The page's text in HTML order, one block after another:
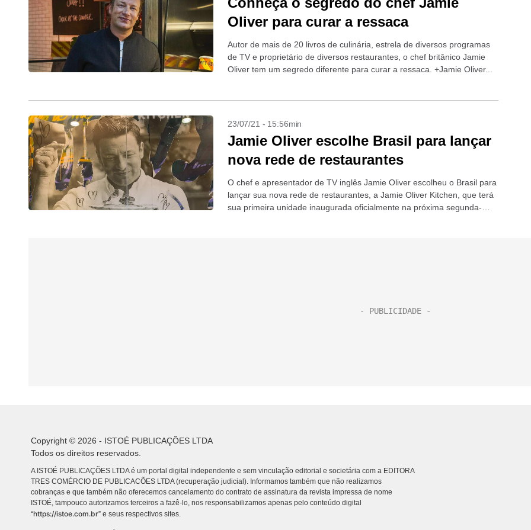
Oliver para curar a ressaca
Autor de mais de 20 livros de culinária, estrela de diversos programas
de TV e proprietário de diversos restaurantes, o chef britânico Jamie
Oliver tem um segredo diferente para curar a ressaca. +Jamie Oliver...
23/07/21 - 15:56min
Jamie Oliver escolhe Brasil para lançar
nova rede de restaurantes
O chef e apresentador de TV inglês Jamie Oliver escolheu o Brasil para
lançar sua nova rede de restaurantes, a Jamie Oliver Kitchen, que terá
sua primeira unidade inaugurada oficialmente na próxima segunda-
Copyright © 2026 - ISTOÉ PUBLICAÇÕES LTDA
Todos os direitos reservados.
A ISTOÉ PUBLICAÇÕES LTDA é um portal digital independente e sem vinculação editorial e societária com a EDITORA
TRES COMÉRCIO DE PUBLICACÕES LTDA (recuperação judicial). Informamos também que não realizamos
cobranças e que também não oferecemos cancelamento do contrato de assinatura da revista impressa de nome
ISTOÉ, tampouco autorizamos terceiros a fazê-lo, nos responsabilizamos apenas pelo conteúdo digital
“https://istoe.com.br” e seus respectivos sites.